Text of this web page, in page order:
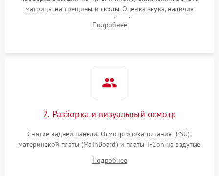
матрицы на трещины и сколы. Оценка звука, наличия
подсветки и индикаторов ошибок. Подключение тестовых
источников сигнала для выявления симптомов поломки.
Подробнее
2. Разборка и визуальный осмотр
Снятие задней панели. Осмотр блока питания (PSU),
материнской платы (MainBoard) и платы T-Con на вздутые
Проверка надежности фиксации и целостности шлейфов.
Подробнее